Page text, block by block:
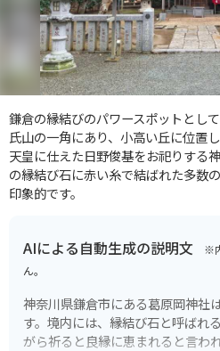
鎌倉の縁結びのパワースポットとし
氏山の一角にあり、小高い丘に位置
天皇に仕えた日野俊基をお祀りする
の縁結び石に赤い糸で結ばれた多数
印象的です。
AIによる自動生成の説明文 ※
ん。
神奈川県鎌倉市にある葛原岡神社
す。境内には、縁結び石と呼ばれ
がら祈ると良縁に恵まれると言わ